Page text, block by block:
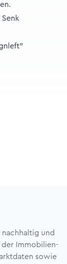
und
der Immobilien-
sowie